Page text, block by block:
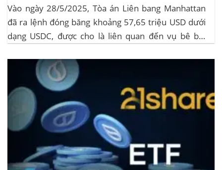
Vào ngày 28/5/2025, Tòa án Liên bang Manhattan
đã ra lệnh đóng băng khoảng 57,65 triệu USD dưới
dạng USDC, được cho là liên quan đến vụ bê bối
tập thể do Burwick Law đại diện, cáo buộc các công